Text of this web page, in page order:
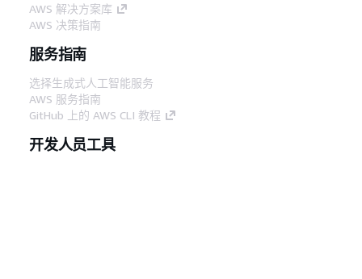
AWS 解决方案库
AWS 决策指南
服务指南
选择生成式人工智能服务
AWS 服务指南
GitHub 上的 AWS CLI 教程
开发人员工具